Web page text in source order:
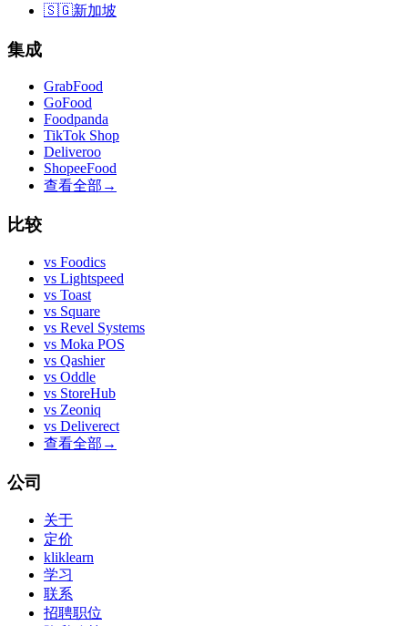
🇸🇬新加坡
集成
GrabFood
GoFood
Foodpanda
TikTok Shop
Deliveroo
ShopeeFood
查看全部 →
比较
vs Foodics
vs Lightspeed
vs Toast
vs Square
vs Revel Systems
vs Moka POS
vs Qashier
vs Oddle
vs StoreHub
vs Zeoniq
vs Deliverect
查看全部 →
公司
关于
定价
kliklearn
学习
联系
招聘职位